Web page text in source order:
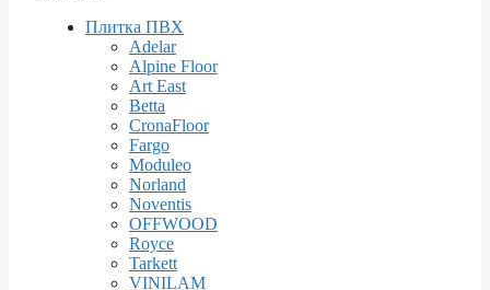
Плитка ПВХ
Adelar
Alpine Floor
Art East
Betta
CronaFloor
Fargo
Moduleo
Norland
Noventis
OFFWOOD
Royce
Tarkett
VINILAM